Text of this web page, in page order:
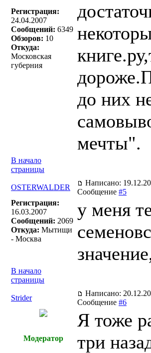
Регистрация:
24.04.2007
Сообщений: 6349
Обзоров: 10
Откуда:
Московская
губерния
до них
мечты".
В начало
страницы
OSTERWALDER
Написано:
Сообщение #5
Регистрация:
16.03.2007
Сообщений: 2069
Откуда: Мытищи
- Москва
у меня
В начало
страницы
Strider
Написано:
Сообщение #6
Модератор
Я тоже
три